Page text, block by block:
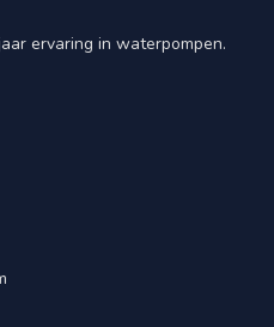
ervaring in waterpompen.